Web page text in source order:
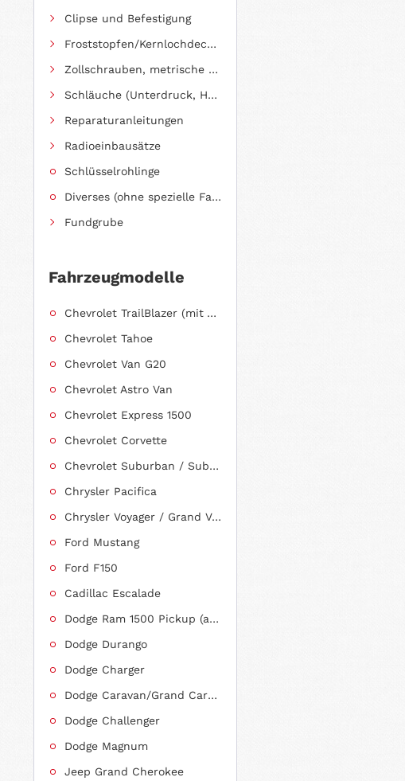
Clipse und Befestigung
Froststopfen/Kernlochdeckel (nach Abmessung sortiert)
Zollschrauben, metrische Schauben, Stehbolzen
Schläuche (Unterdruck, Heizung, Kraftstoff usw.) und Zubehör
Reparaturanleitungen
Radioeinbausätze
Schlüsselrohlinge
Diverses (ohne spezielle Fahrzeugzuordnung)
Fundgrube
Fahrzeugmodelle
Chevrolet TrailBlazer (mit Allradantrieb)
Chevrolet Tahoe
Chevrolet Van G20
Chevrolet Astro Van
Chevrolet Express 1500
Chevrolet Corvette
Chevrolet Suburban / Suburban 1500
Chrysler Pacifica
Chrysler Voyager / Grand Voyager
Ford Mustang
Ford F150
Cadillac Escalade
Dodge Ram 1500 Pickup (ab 2011 siehe RAM)
Dodge Durango
Dodge Charger
Dodge Caravan/Grand Caravan
Dodge Challenger
Dodge Magnum
Jeep Grand Cherokee